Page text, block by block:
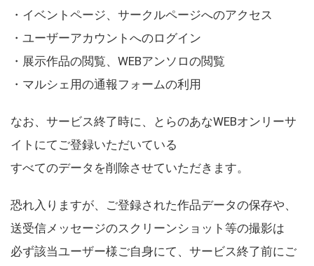
・イベントページ、サークルページへのアクセス
・ユーザーアカウントへのログイン
・展示作品の閲覧、WEBアンソロの閲覧
・マルシェ用の通報フォームの利用
なお、サービス終了時に、とらのあなWEBオンリーサ
イトにてご登録いただいている
すべてのデータを削除させていただきます。
恐れ入りますが、ご登録された作品データの保存や、
送受信メッセージのスクリーンショット等の撮影は
必ず該当ユーザー様ご自身にて、サービス終了前にご